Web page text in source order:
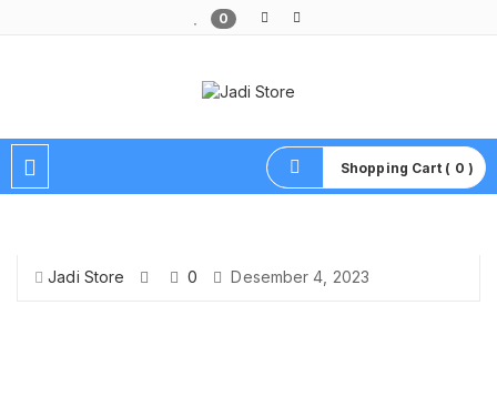
0
Shopping Cart ( 0 )
Jadi Store 0 Desember 4, 2023